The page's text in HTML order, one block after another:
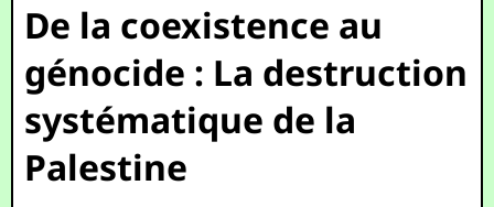
De la coexistence au
génocide : La destruction
systématique de la
Palestine